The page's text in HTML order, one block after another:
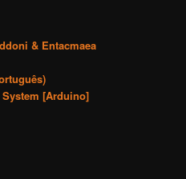
& Entacmaea
[Arduino]